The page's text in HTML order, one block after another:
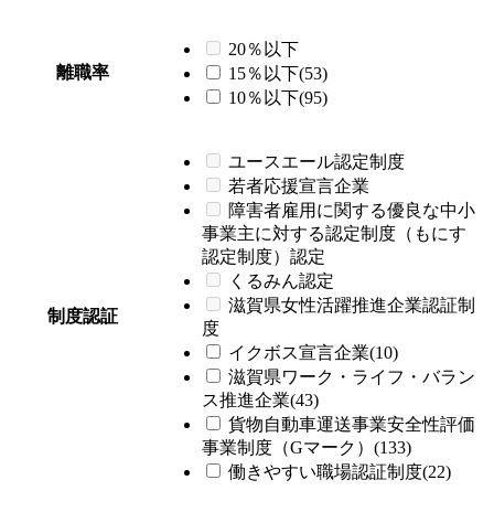
離職率
20％以下
15％以下(53)
10％以下(95)
制度認証
ユースエール認定制度
若者応援宣言企業
障害者雇用に関する優良な中小
事業主に対する認定制度（もにす
認定制度）認定
くるみん認定
滋賀県女性活躍推進企業認証制
度
イクボス宣言企業(10)
滋賀県ワーク・ライフ・バラン
ス推進企業(43)
貨物自動車運送事業安全性評価
事業制度（Gマーク）(133)
働きやすい職場認証制度(22)